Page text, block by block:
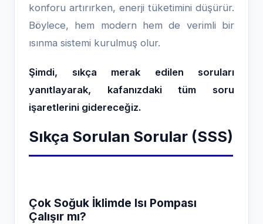
konforu artırırken, enerji tüketimini düşürür.
Böylece, hem modern hem de verimli bir
ısınma sistemi kurulmuş olur.
Şimdi, sıkça merak edilen soruları
yanıtlayarak, kafanızdaki tüm soru
işaretlerini gidereceğiz.
Sıkça Sorulan Sorular (SSS)
Çok Soğuk İklimde Isı Pompası
Çalışır mı?